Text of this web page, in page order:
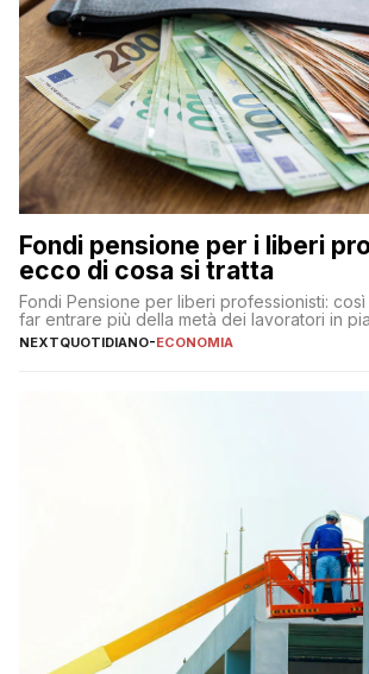
Fondi pensione per i liberi
ecco di cosa si tratta
Fondi Pensione per liberi professionisti:
far entrare più della metà dei lavoratori in
NEXTQUOTIDIANO-ECONOMIA